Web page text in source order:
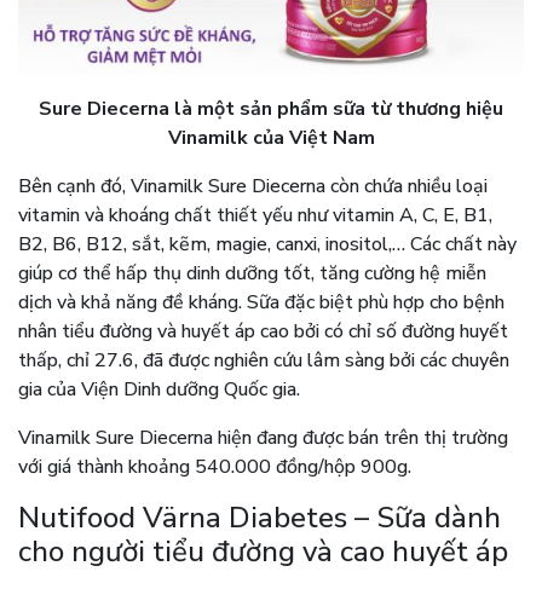
Sure Diecerna là một sản phẩm sữa từ thương hiệu
Vinamilk của Việt Nam
Bên cạnh đó, Vinamilk Sure Diecerna còn chứa nhiều loại
vitamin và khoáng chất thiết yếu như vitamin A, C, E, B1,
B2, B6, B12, sắt, kẽm, magie, canxi, inositol,… Các chất này
giúp cơ thể hấp thụ dinh dưỡng tốt, tăng cường hệ miễn
dịch và khả năng đề kháng. Sữa đặc biệt phù hợp cho bệnh
nhân tiểu đường và huyết áp cao bởi có chỉ số đường huyết
thấp, chỉ 27.6, đã được nghiên cứu lâm sàng bởi các chuyên
gia của Viện Dinh dưỡng Quốc gia.
Vinamilk Sure Diecerna hiện đang được bán trên thị trường
với giá thành khoảng 540.000 đồng/hộp 900g.
Nutifood Värna Diabetes – Sữa dành
cho người tiểu đường và cao huyết áp